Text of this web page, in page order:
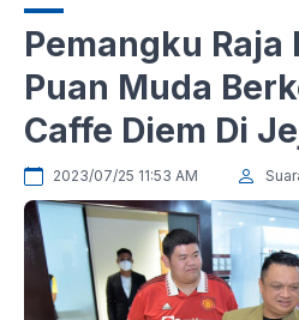
Pemangku Raja
Puan Muda
Caffe Diem Di
2023/07/25 11:53 AM